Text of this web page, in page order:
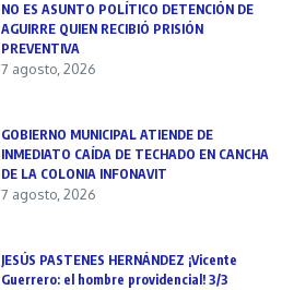
NO ES ASUNTO POLÍTICO DETENCIÓN DE
AGUIRRE QUIEN RECIBIÓ PRISIÓN
PREVENTIVA
7 agosto, 2026
GOBIERNO MUNICIPAL ATIENDE DE
INMEDIATO CAÍDA DE TECHADO EN CANCHA
DE LA COLONIA INFONAVIT
7 agosto, 2026
JESÚS PASTENES HERNÁNDEZ ¡Vicente
Guerrero: el hombre providencial! 3/3